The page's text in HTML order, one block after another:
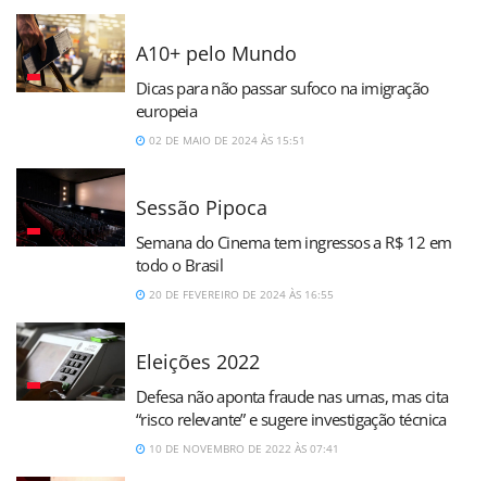
A10+ pelo Mundo
Dicas para não passar sufoco na imigração
europeia
02 DE MAIO DE 2024 ÀS 15:51
Sessão Pipoca
Semana do Cinema tem ingressos a R$ 12 em
todo o Brasil
20 DE FEVEREIRO DE 2024 ÀS 16:55
Eleições 2022
Defesa não aponta fraude nas urnas, mas cita
“risco relevante” e sugere investigação técnica
10 DE NOVEMBRO DE 2022 ÀS 07:41